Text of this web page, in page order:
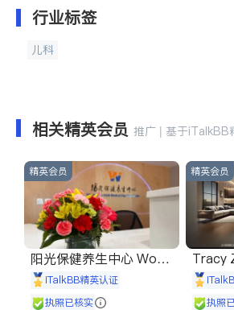
行业标签
儿科
相关精英会员 推广 | 基于iTalkBB
精英会员
阳光保健养生中心 World
shine
iTalkBB精英认证
执照已核实
精英会员
Tracy
执照